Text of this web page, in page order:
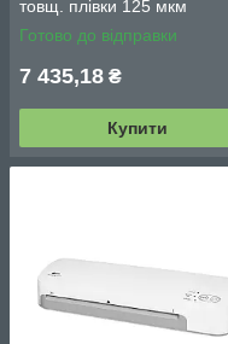
товщ. плівки 125 мкм
Готово до відправки
7 435,18 ₴
Купити